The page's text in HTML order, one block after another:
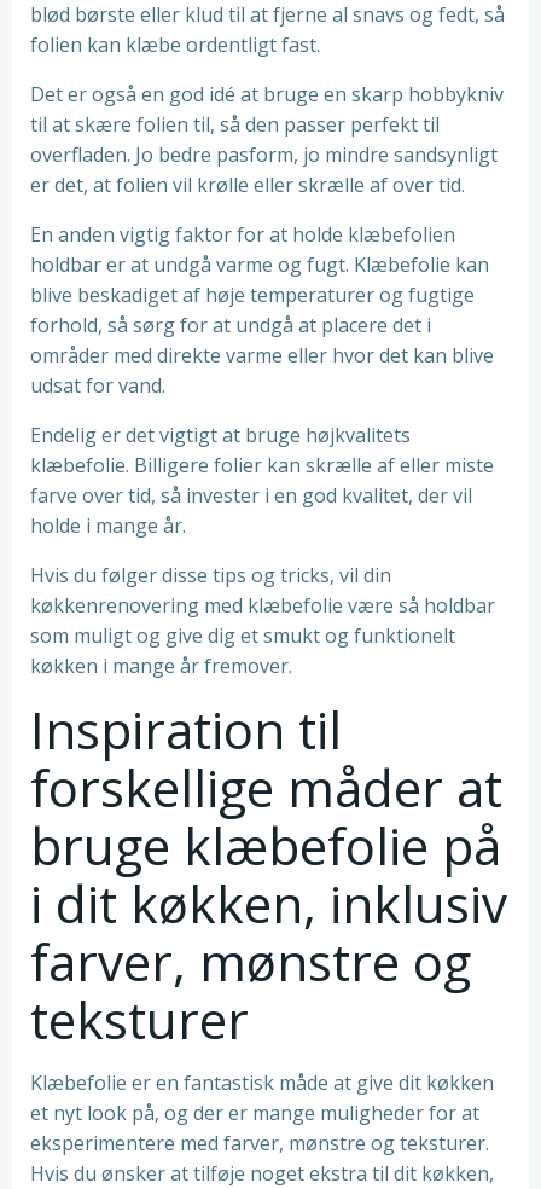
blød børste eller klud til at fjerne al snavs og fedt, så
folien kan klæbe ordentligt fast.
Det er også en god idé at bruge en skarp hobbykniv
til at skære folien til, så den passer perfekt til
overfladen. Jo bedre pasform, jo mindre sandsynligt
er det, at folien vil krølle eller skrælle af over tid.
En anden vigtig faktor for at holde klæbefolien
holdbar er at undgå varme og fugt. Klæbefolie kan
blive beskadiget af høje temperaturer og fugtige
forhold, så sørg for at undgå at placere det i
områder med direkte varme eller hvor det kan blive
udsat for vand.
Endelig er det vigtigt at bruge højkvalitets
klæbefolie. Billigere folier kan skrælle af eller miste
farve over tid, så invester i en god kvalitet, der vil
holde i mange år.
Hvis du følger disse tips og tricks, vil din
køkkenrenovering med klæbefolie være så holdbar
som muligt og give dig et smukt og funktionelt
køkken i mange år fremover.
Inspiration til
forskellige måder at
bruge klæbefolie på
i dit køkken, inklusiv
farver, mønstre og
teksturer
Klæbefolie er en fantastisk måde at give dit køkken
et nyt look på, og der er mange muligheder for at
eksperimentere med farver, mønstre og teksturer.
Hvis du ønsker at tilføje noget ekstra til dit køkken,